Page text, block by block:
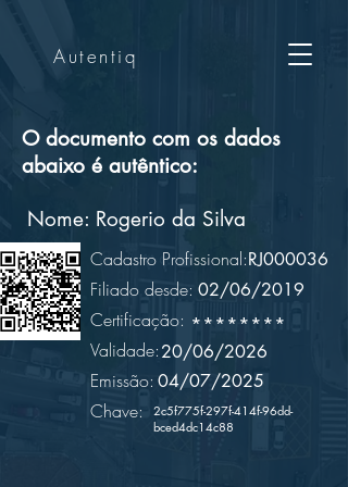
Autentiq
O documento com os dados
abaixo é autêntico:
Nome:
Cadastro Profissional:
Filiado desde:
Certificação:
Validade:
Emissão:
Chave:
2c5f775f-297f-414f-96dd-
bced4dc14c88
20/06/2026
Rogerio da Silva
04/07/2025
********
02/06/2019
RJ000036